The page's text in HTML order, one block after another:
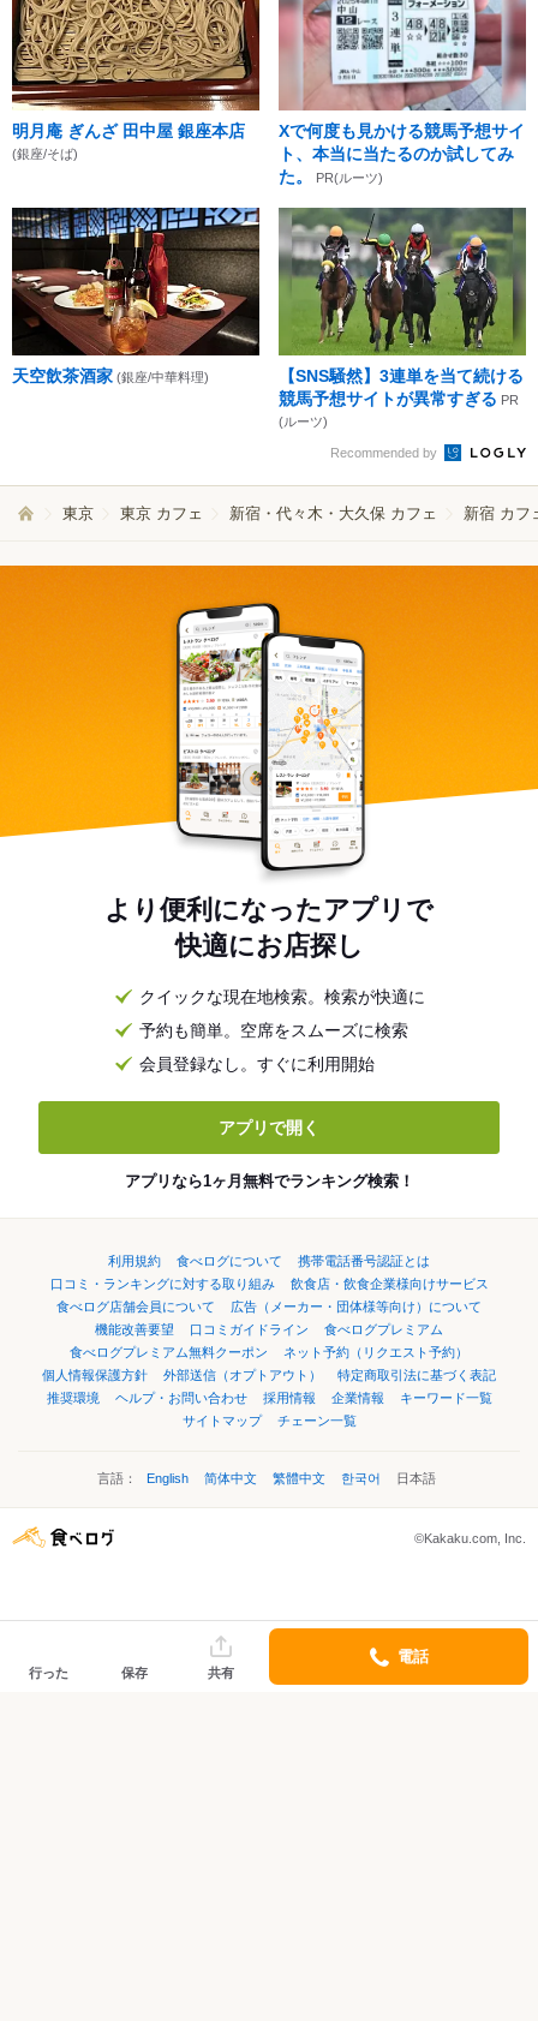
明月庵 ぎんざ 田中屋 銀座本店
(銀座/そば)
Xで何度も見かける競馬予想サイ
ト、本当に当たるのか試してみ
た。
PR(ルーツ)
天空飲茶酒家 (銀座/中華料理)
【SNS騒然】3連単を当て続ける
競馬予想サイトが異常すぎる PR
(ルーツ)
Recommended by
東京 東京 カフェ 新宿・代々木・大久保 カフェ 新宿 カフ
より便利になったアプリで
快適にお店探し
クイックな現在地検索。検索が快適に
予約も簡単。空席をスムーズに検索
会員登録なし。すぐに利用開始
アプリで開く
アプリなら1ヶ月無料でランキング検索！
利用規約 食べログについて
携帯電話番号認証とは
口コミ・ランキングに対する取り組み
飲食店・飲食企業様向けサービス
食べログ店舗会員について
広告（メーカー・団体様等向け）について
機能改善要望
口コミガイドライン
食べログプレミアム
食べログプレミアム無料クーポン
ネット予約（リクエスト予約）
個人情報保護方針
外部送信（オプトアウト）
特定商取引法に基づく表記
推奨環境
ヘルプ・お問い合わせ 採用情報 企業情報
キーワード一覧
サイトマップ
チェーン一覧
言語： English 简体中文 繁體中文 한국어 日本語
©Kakaku.com, Inc.
行った 保存 共有
電話